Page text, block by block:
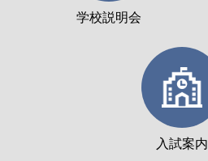
学校説明会
入試案内